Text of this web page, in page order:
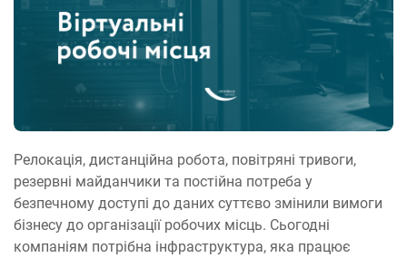
Релокація, дистанційна робота, повітряні тривоги,
резервні майданчики та постійна потреба у
безпечному доступі до даних суттєво змінили вимоги
бізнесу до організації робочих місць. Сьогодні
компаніям потрібна інфраструктура, яка працює